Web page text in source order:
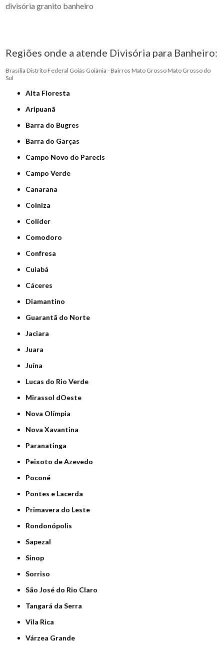
divisória granito banheiro
Regiões onde a atende Divisória para Banheiro:
Brasília Distrito Federal Goiás Goiânia - Bairros Mato Grosso Mato Grosso do
Sul
Alta Floresta
Aripuanã
Barra do Bugres
Barra do Garças
Campo Novo do Parecis
Campo Verde
Canarana
Colniza
Colíder
Comodoro
Confresa
Cuiabá
Cáceres
Diamantino
Guarantã do Norte
Jaciara
Juara
Juína
Lucas do Rio Verde
Mirassol dOeste
Nova Olímpia
Nova Xavantina
Paranatinga
Peixoto de Azevedo
Poconé
Pontes e Lacerda
Primavera do Leste
Rondonópolis
Sapezal
Sinop
Sorriso
São José do Rio Claro
Tangará da Serra
Vila Rica
Várzea Grande